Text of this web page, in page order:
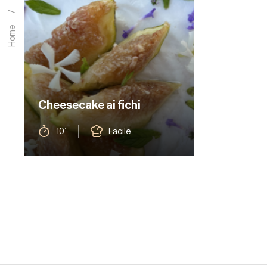
Home
Cheesecake ai fichi
10’ Facile